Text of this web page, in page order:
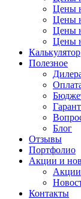
Цены
Цены
Цены
Цены
Калькулятор
Полезное
Блог
Отзывы
Портфолио
Акции и
Акции
Контакты